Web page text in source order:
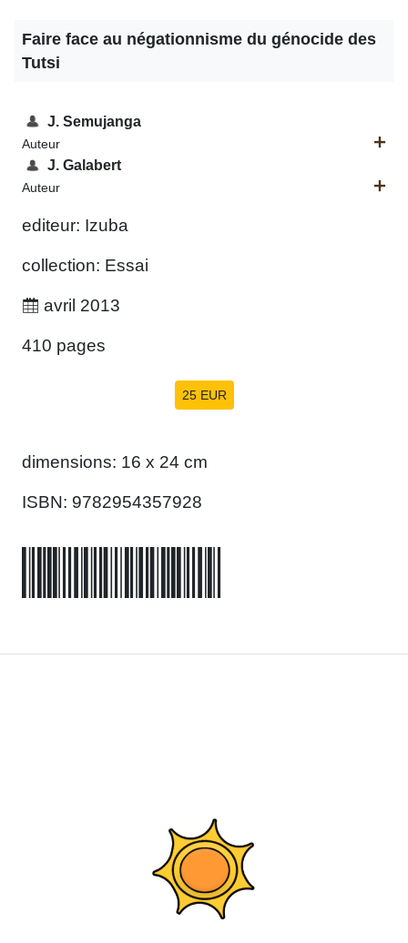
Faire face au négationnisme du génocide des
Tutsi
J. Semujanga
Auteur
J. Galabert
Auteur
editeur: Izuba
collection: Essai
avril 2013
410 pages
25 EUR
dimensions: 16 x 24 cm
ISBN: 9782954357928